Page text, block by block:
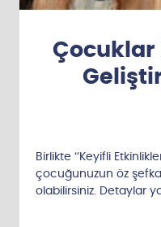
Çocuklar
Birlikte ‘‘Keyifli
çocuğunuzun öz
olabilirsiniz. Detaylar